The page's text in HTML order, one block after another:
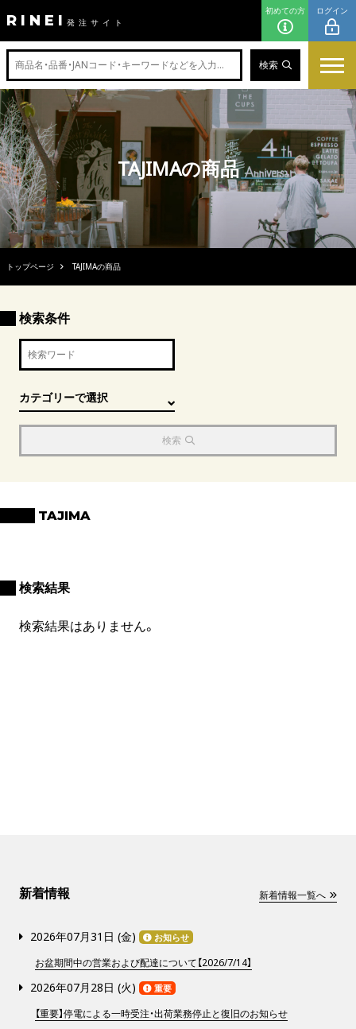
RINEI 発注サイト
初めての方 ログイン
検索
TAJIMAの商品
トップページ TAJIMAの商品
検索条件
検索
TAJIMA
検索結果
検索結果はありません。
新着情報 新着情報一覧へ
2026年07月31日 (金) お知らせ
お盆期間中の営業および配達について【2026/7/14】
2026年07月28日 (火) 重要
【重要】停電による一時受注・出荷業務停止と復旧のお知らせ